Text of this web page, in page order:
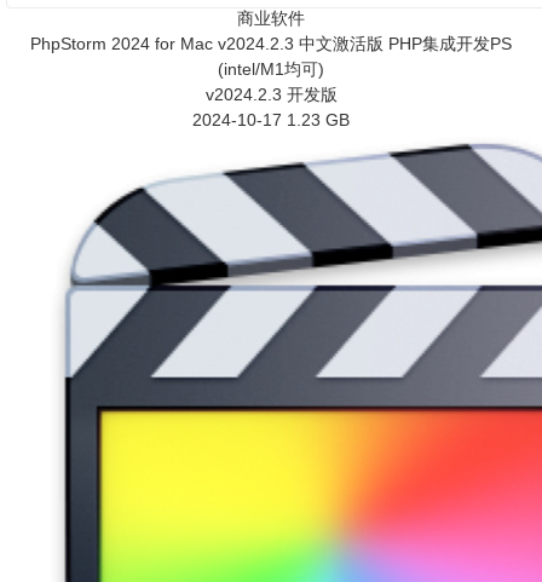
商业软件
PhpStorm 2024 for Mac v2024.2.3 中文激活版 PHP集成开发PS
(intel/M1均可)
v2024.2.3 开发版
2024-10-17 1.23 GB